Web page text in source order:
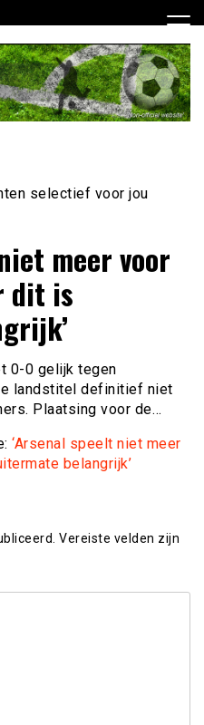
selectief voor jou
meer voor
dit is
0-0 gelijk tegen
landstitel definitief niet
Plaatsing voor de…
‘Arsenal speelt niet meer
belangrijk’
Vereiste velden zijn